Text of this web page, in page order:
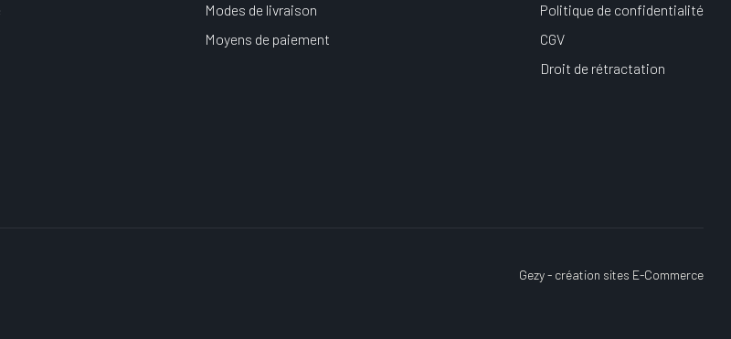
Modes de livraison
Moyens de paiement
Politique de confidentialité
CGV
Droit de rétractation
Gezy - création sites E-Commerce